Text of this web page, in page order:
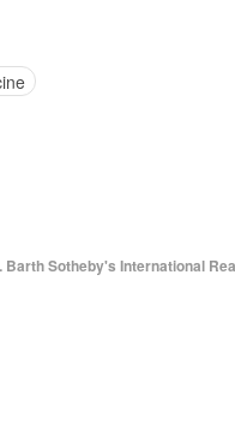
Barth Sotheby's International